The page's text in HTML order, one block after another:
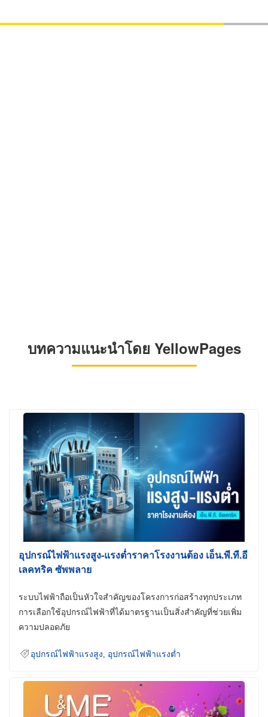
บทความแนะนำโดย YellowPages
อุปกรณ์ไฟฟ้าแรงสูง-แรงต่ำราคาโรงงานต้อง เอ็น.พี.ที.อี
เลคทริค ซัพพลาย
ระบบไฟฟ้าถือเป็นหัวใจสำคัญของโครงการก่อสร้างทุกประเภท
การเลือกใช้อุปกรณ์ไฟฟ้าที่ได้มาตรฐานเป็นสิ่งสำคัญที่ช่วยเพิ่ม
ความปลอดภัย
อุปกรณ์ไฟฟ้าแรงสูง อุปกรณ์ไฟฟ้าแรงต่ำ